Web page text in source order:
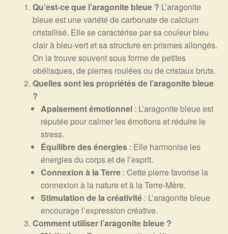
Qu’est-ce que l’aragonite bleue ? L’aragonite
bleue est une variété de carbonate de calcium
cristallisé. Elle se caractérise par sa couleur bleu
clair à bleu-vert et sa structure en prismes allongés.
On la trouve souvent sous forme de petites
obélisques, de pierres roulées ou de cristaux bruts.
Quelles sont les propriétés de l’aragonite bleue
?
Apaisement émotionnel : L’aragonite bleue est
réputée pour calmer les émotions et réduire le
stress.
Équilibre des énergies : Elle harmonise les
énergies du corps et de l’esprit.
Connexion à la Terre : Cette pierre favorise la
connexion à la nature et à la Terre-Mère.
Stimulation de la créativité : L’aragonite bleue
encourage l’expression créative.
Comment utiliser l’aragonite bleue ?